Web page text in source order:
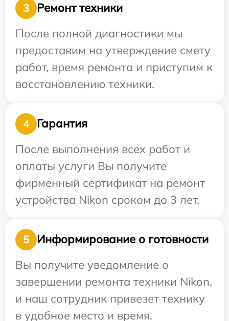
3
Ремонт техники
После полной диагностики мы
предоставим на утверждение смету
работ, время ремонта и приступим к
восстановлению техники.
4
Гарантия
После выполнения всех работ и
оплаты услуги Вы получите
фирменный сертификат на ремонт
устройства Nikon сроком до 3 лет.
5
Информирование о готовности
Вы получите уведомление о
завершении ремонта техники Nikon,
и наш сотрудник привезет технику
в удобное место и время.